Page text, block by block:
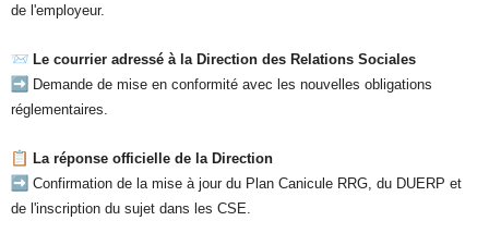
de l'employeur.
Le courrier adressé à la Direction des Relations Sociales
Demande de mise en conformité avec les nouvelles obligations
réglementaires.
La réponse officielle de la Direction
Confirmation de la mise à jour du Plan Canicule RRG, du DUERP et
de l'inscription du sujet dans les CSE.